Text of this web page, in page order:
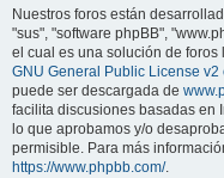
Nuestros foros están
"sus", "software phpBB",
el cual es una solución de foros
GNU General Public License v2
puede ser descargada de
facilita discusiones basadas en
lo que aprobamos y/o
permisible. Para más
https://www.phpbb.com/.